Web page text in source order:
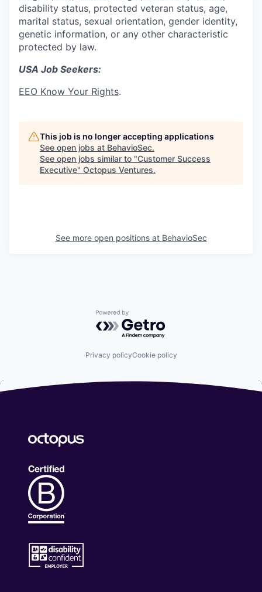
disability status, protected veteran status, age,
marital status, sexual orientation, gender identity,
genetic information, or any other characteristic
protected by law.
USA Job Seekers:
EEO Know Your Rights.
This job is no longer accepting applications
See open jobs at BehavioSec.
See open jobs similar to "Customer Success
Executive" Octopus Ventures.
See more open positions at BehavioSec
Powered by Getro.com
Privacy policyCookie policy